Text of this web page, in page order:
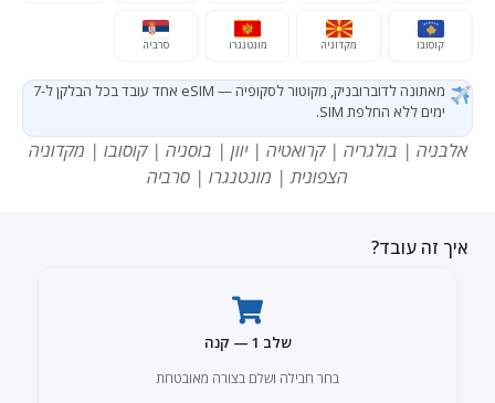
קוסובו מקדוניה מונטנגרו סרביה
מאתונה לדוברובניק, מקוטור לסקופיה — eSIM אחד עובד בכל הבלקן ל-7
ימים ללא החלפת SIM.
אלבניה | בולגריה | קרואטיה | יוון | בוסניה | קוסובו | מקדוניה
הצפונית | מונטנגרו | סרביה
איך זה עובד?
שלב 1 — קנה
בחר חבילה ושלם בצורה מאובטחת